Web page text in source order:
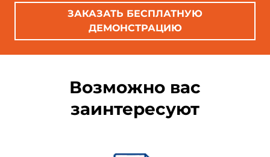
ЗАКАЗАТЬ БЕСПЛАТНУЮ
ДЕМОНСТРАЦИЮ
Возможно вас
заинтересуют